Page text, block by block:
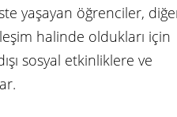
yaşayan öğrenciler,
halinde oldukları için
sosyal etkinliklere ve